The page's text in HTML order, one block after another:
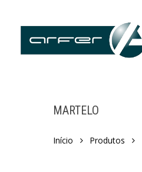
content
MARTELO
Início Produtos